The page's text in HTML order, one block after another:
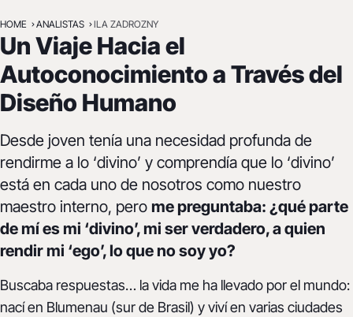
Ila Zadrozny
ILADESIGNHUMANO.COM ILA4625@GMAIL.COM
HOME ANALISTAS ILA ZADROZNY
Un Viaje Hacia el
Autoconocimiento a Través del
Diseño Humano
Desde joven tenía una necesidad profunda de
rendirme a lo ‘divino’ y comprendía que lo ‘divino’
está en cada uno de nosotros como nuestro
maestro interno, pero me preguntaba: ¿qué parte
de mí es mi ‘divino’, mi ser verdadero, a quien
rendir mi ‘ego’, lo que no soy yo?
Buscaba respuestas… la vida me ha llevado por el mundo:
nací en Blumenau (sur de Brasil) y viví en varias ciudades